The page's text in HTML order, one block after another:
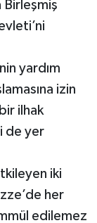
Birleşmiş
yardım
izin
ilhak
de yer
iki
her
edilemez